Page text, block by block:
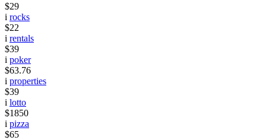
$29
i rocks
$22
i rentals
$39
i poker
$63.76
i properties
$39
i lotto
$1850
i pizza
$65